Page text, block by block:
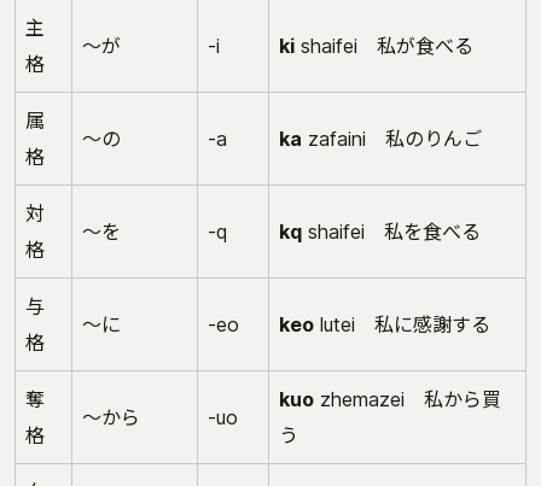
主
格
～が -i ki shaifei 私が食べる
属
格
～の -a ka zafaini 私のりんご
対
格
～を -q kq shaifei 私を食べる
与
格
～に -eo keo lutei 私に感謝する
奪
格
～から -uo
kuo zhemazei 私から買
う